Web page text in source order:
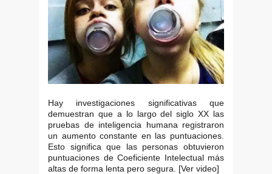
Hay investigaciones significativas que
demuestran que a lo largo del siglo XX las
pruebas de inteligencia humana registraron
un aumento constante en las puntuaciones.
Esto significa que las personas obtuvieron
puntuaciones de Coeficiente Intelectual más
altas de forma lenta pero segura. [Ver video]